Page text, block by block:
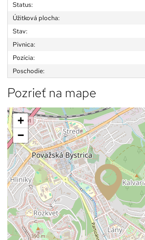
Status:
Úžitková plocha:
Stav:
Pivnica:
Pozícia:
Poschodie:
Pozrieť na mape
+
−